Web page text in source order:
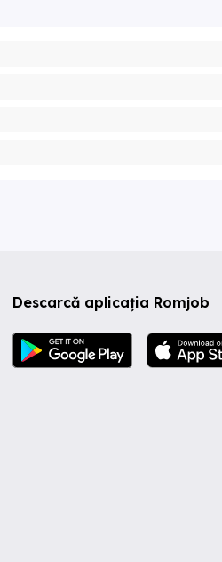
Descarcă aplicația Romjob